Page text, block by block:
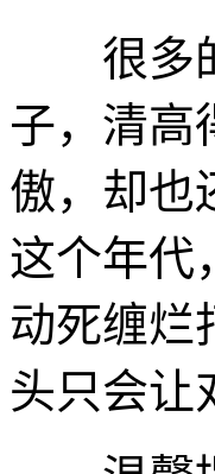
很多的
子，清高
傲，却也
这个年代
动死缠烂
头只会让